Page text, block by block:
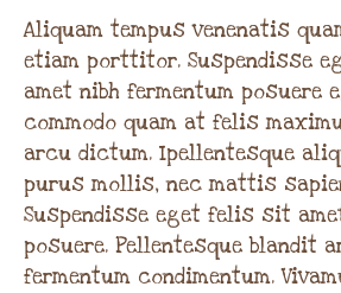
Aliquam tempus venenatis
etiam porttitor. Suspendisse
amet nibh fermentum posuere
commodo quam at felis
arcu dictum. Ipellentesque
purus mollis, nec mattis
Suspendisse eget felis sit
posuere. Pellentesque blandit
fermentum condimentum.